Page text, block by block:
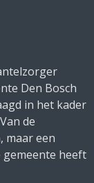
Den Bosch
in het kader
de
maar een
gemeente heeft